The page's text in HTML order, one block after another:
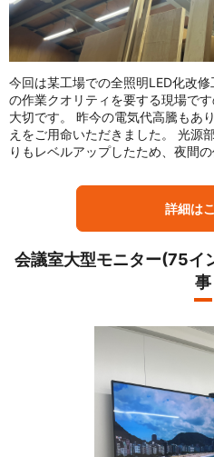
今回は某工場での全照明LED化改
の作業クオリティを要する現場で
大切です。 昨今の電気代高騰もあ
えをご用命いただきました。 光源
りもレベルアップしたため、夜間
詳細は
会議室大型モニター(75イ
事